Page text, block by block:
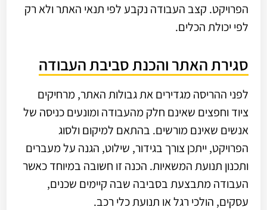
הפרויקט. קצב העבודה נקבע לפי תנאי האתר ולא רק
לפי יכולת הכלים.
סגירת האתר והכנת סביבת העבודה
לפני ההריסה מגדירים את גבולות האתר, מרחיקים
ציוד וחפצים שאינם חלק מהעבודה ומונעים כניסה של
אנשים שאינם מורשים. בהתאם למיקום ולסוג
הפרויקט, ייתכן צורך בגידור, שילוט, הגנה על מעברים
ותכנון תנועת המשאיות. הכנה זו חשובה במיוחד כאשר
העבודה מתבצעת בסביבה שבה קיימים שכנים,
עסקים, הולכי רגל או תנועת כלי רכב.